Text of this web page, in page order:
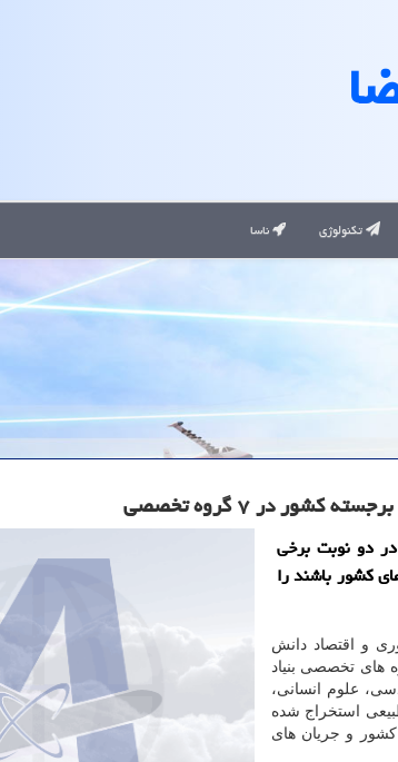
تکنولوژی ناسا
در ۷ گروه تخصصی
در دو نوبت برخی
کشور باشند را
و اقتصاد دانش
های تخصصی بنیاد
علوم انسانی،
استخراج شده
کشور و جریان های